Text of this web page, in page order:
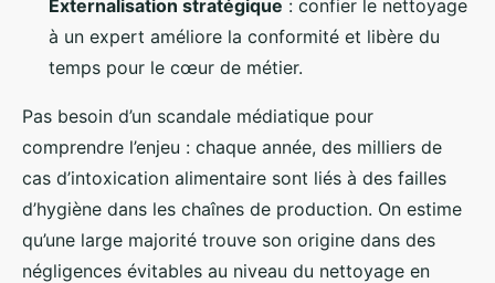
Externalisation stratégique : confier le nettoyage
à un expert améliore la conformité et libère du
temps pour le cœur de métier.
Pas besoin d’un scandale médiatique pour
comprendre l’enjeu : chaque année, des milliers de
cas d’intoxication alimentaire sont liés à des failles
d’hygiène dans les chaînes de production. On estime
qu’une large majorité trouve son origine dans des
négligences évitables au niveau du nettoyage en